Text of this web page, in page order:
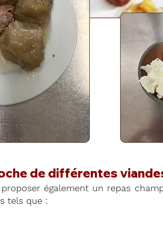
de différentes
également un repas
tels que :